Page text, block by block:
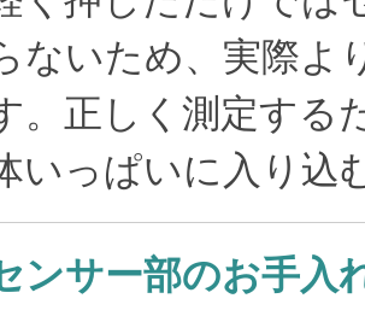
ないため、実際よ
。正しく測定する
いっぱいに入り込
ンサー部のお手入